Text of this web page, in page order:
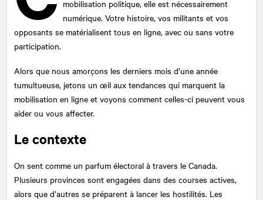
mobilisation politique, elle est nécessairement
numérique. Votre histoire, vos militants et vos
opposants se matérialisent tous en ligne, avec ou sans votre
participation.
Alors que nous amorçons les derniers mois d’une année
tumultueuse, jetons un œil aux tendances qui marquent la
mobilisation en ligne et voyons comment celles-ci peuvent vous
aider ou vous affecter.
Le contexte
On sent comme un parfum électoral à travers le Canada.
Plusieurs provinces sont engagées dans des courses actives,
alors que d’autres se préparent à lancer les hostilités. Les